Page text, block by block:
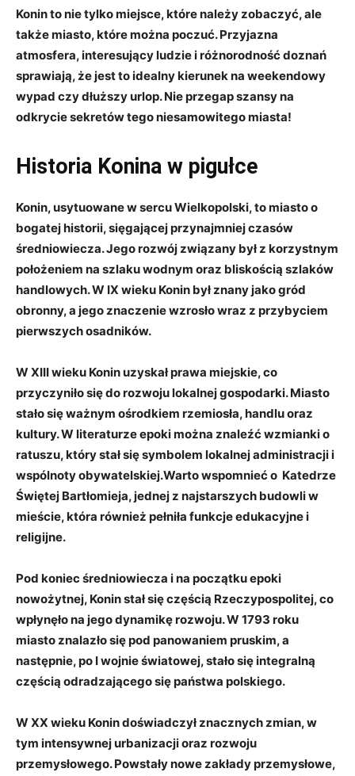
Konin to nie tylko‍ miejsce, ‌które należy zobaczyć,‌ ale​
także⁢ miasto, które można poczuć. Przyjazna
atmosfera,​ interesujący ludzie i różnorodność doznań
sprawiają, że jest to idealny ‍kierunek na weekendowy
wypad czy dłuższy ​urlop. Nie przegap szansy‌ na
odkrycie sekretów tego niesamowitego miasta!
Historia⁢ Konina w ⁢pigułce
Konin, usytuowane w sercu Wielkopolski, to miasto ⁢o
bogatej⁢ historii, sięgającej przynajmniej czasów⁣
średniowiecza. Jego rozwój związany był z korzystnym
położeniem na⁢ szlaku wodnym oraz bliskością szlaków
handlowych. W ‍IX wieku Konin⁣ był ⁤znany ⁤jako gród
obronny, a‌ jego znaczenie wzrosło wraz z ​przybyciem
pierwszych ⁤osadników.
W XIII⁣ wieku Konin ‍uzyskał​ prawa miejskie,‍ co
przyczyniło się do⁢ rozwoju lokalnej gospodarki. Miasto
stało się ważnym ośrodkiem rzemiosła, handlu oraz
kultury. W literaturze epoki można znaleźć wzmianki⁢ o​
ratuszu, który ⁣stał się symbolem lokalnej administracji i
wspólnoty obywatelskiej.Warto ‌wspomnieć o ⁣ Katedrze ​
Świętej​ Bartłomieja, jednej z najstarszych budowli w
mieście, która również pełniła funkcje edukacyjne i
religijne.
Pod koniec średniowiecza⁢ i⁤ na początku epoki⁣
nowożytnej, Konin stał‌ się częścią Rzeczypospolitej, co⁢
wpłynęło na jego dynamikę rozwoju. W​ 1793​ roku
miasto znalazło się pod‌ panowaniem pruskim,⁤ a
następnie, po ​I wojnie światowej, stało się integralną⁢
częścią odradzającego się państwa ⁢polskiego.
W XX wieku⁤ Konin doświadczył znacznych zmian, w⁣
tym ⁢intensywnej⁢ urbanizacji ‌oraz rozwoju
⁣przemysłowego. Powstały nowe zakłady ⁤przemysłowe,